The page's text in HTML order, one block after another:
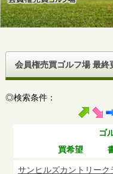
会員権売買ゴルフ場 最終
◎検索条件：
ゴ
買希望
サンヒルズカントリーク